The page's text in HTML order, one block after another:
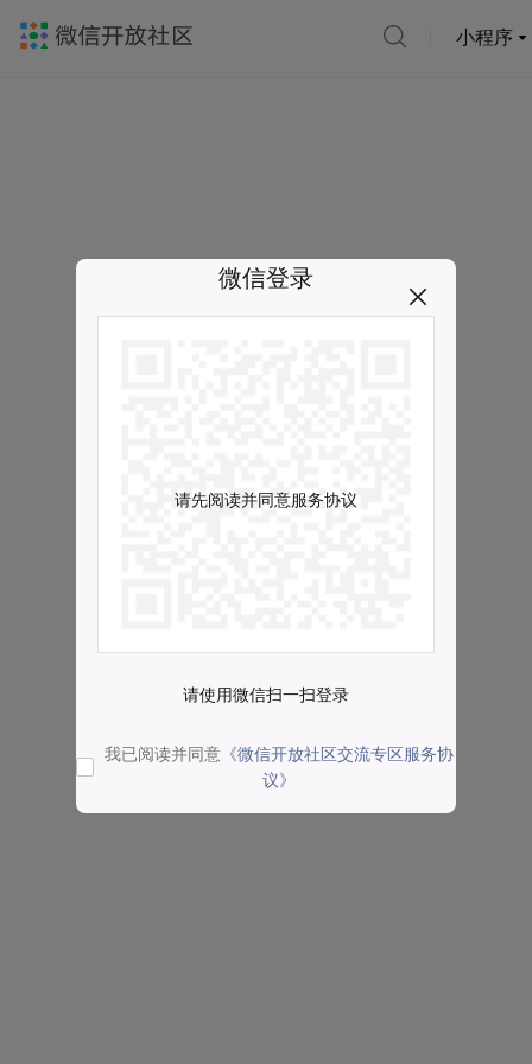
小程序
微信登录
请先阅读并同意服务协议
请使用微信扫一扫登录
我已阅读并同意 《微信开放社区交流专区服务协
议》